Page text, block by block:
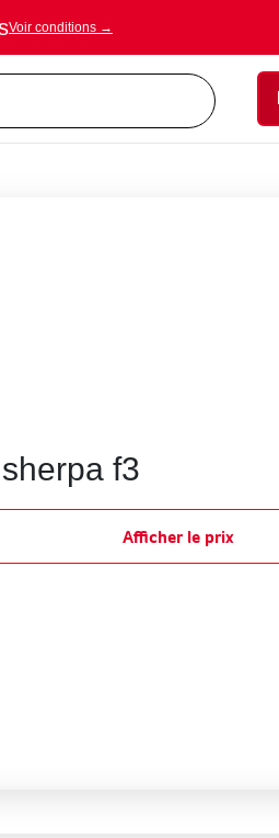
Voir conditions →
f3
Afficher le prix